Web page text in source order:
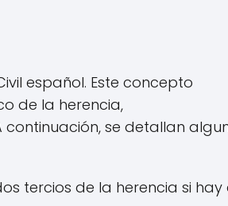
español. Este concepto
de la herencia,
se detallan
tercios de la herencia si hay